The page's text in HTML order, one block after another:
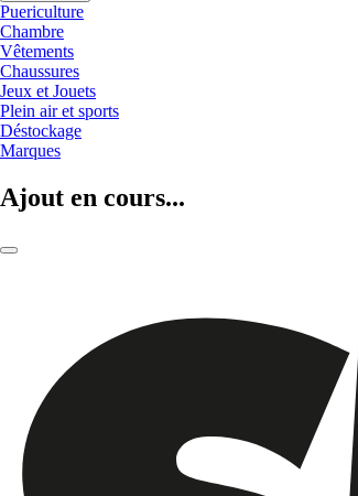
Puericulture
Chambre
Vêtements
Chaussures
Jeux et Jouets
Plein air et sports
Déstockage
Marques
Ajout en cours...